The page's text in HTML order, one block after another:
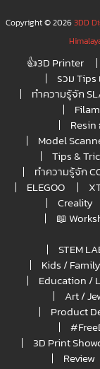
Copyright © 20263DD
👍3D Printer
รวม
ทำความรู้จัก
Resin
Model
Tips &
ทำความรู้จัก
ELEGOO
Creality
📖
STEM
Kids /
Education /
Art /
Product
3D Print
Review